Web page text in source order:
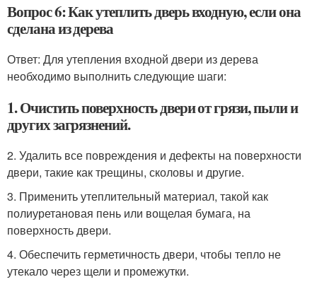
Вопрос 6: Как утеплить дверь входную, если она
сделана из дерева
Ответ: Для утепления входной двери из дерева
необходимо выполнить следующие шаги:
1. Очистить поверхность двери от грязи, пыли и
других загрязнений.
2. Удалить все повреждения и дефекты на поверхности
двери, такие как трещины, сколовы и другие.
3. Применить утеплительный материал, такой как
полиуретановая пень или вощелая бумага, на
поверхность двери.
4. Обеспечить герметичность двери, чтобы тепло не
утекало через щели и промежутки.